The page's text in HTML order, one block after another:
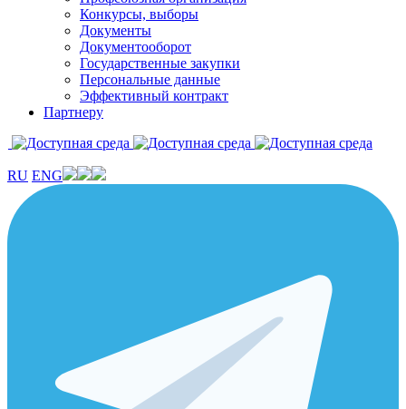
Конкурсы, выборы
Документы
Документооборот
Государственные закупки
Персональные данные
Эффективный контракт
Партнеру
RU ENG